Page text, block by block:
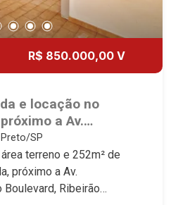
R$ 850.000,00 V
e locação no
a Av.
Preto/SP.
SP
terreno e 252m² de
próximo a Av.
Boulevard, Ribeirão